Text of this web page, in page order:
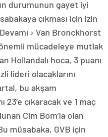
durumunun gayet iyi
çıkması için izin
› Van Bronckhorst
mücadeleye mutlak
Hollandalı hoca, 3 puanı
lideri olacaklarını
bu akşam
23’e çıkaracak ve 1 maç
Cim Bom’la olan
müsabaka, GVB için